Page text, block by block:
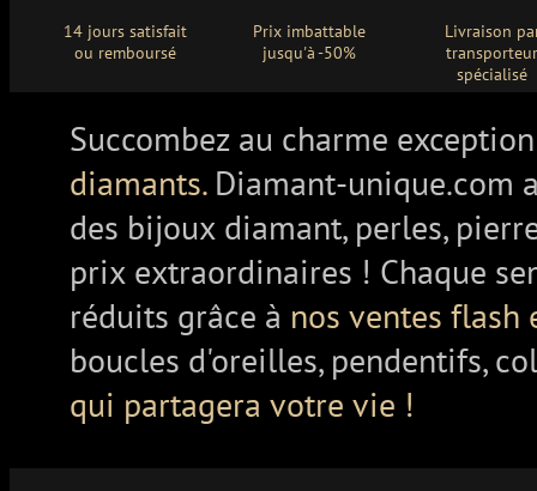
14 jours satisfait
ou remboursé
Prix imbattable
jusqu'à -50%
Livraison
spécialisé
Succombez au charme
diamants. Diamant-unique.com
des bijoux diamant, perles,
prix extraordinaires ! Chaque
réduits grâce à nos ventes
boucles d'oreilles, pendentifs,
qui partagera votre vie !